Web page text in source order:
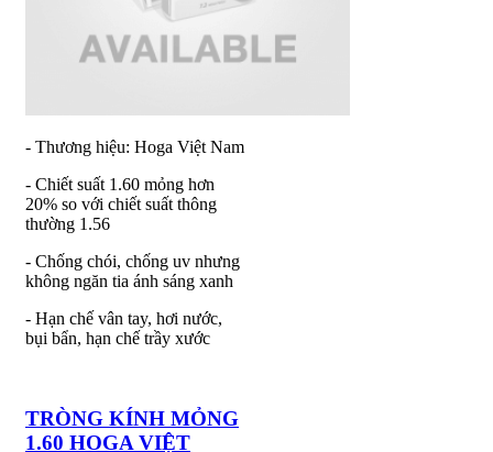
- Thương hiệu: Hoga Việt Nam
- Chiết suất 1.60 mỏng hơn
20% so với chiết suất thông
thường 1.56
- Chống chói, chống uv nhưng
không ngăn tia ánh sáng xanh
- Hạn chế vân tay, hơi nước,
bụi bẩn, hạn chế trầy xước
TRÒNG KÍNH MỎNG
1.60 HOGA VIỆT